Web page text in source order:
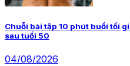
Chuỗi bài tập 10 phút buổi tối
sau tuổi 50
04/08/2026